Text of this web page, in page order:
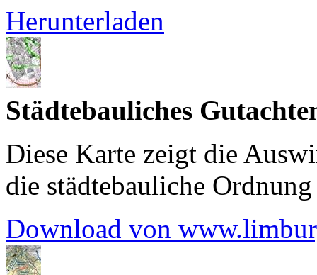
Herunterladen
Städtebauliches
Diese Karte zeigt die
die städtebauliche
Download von